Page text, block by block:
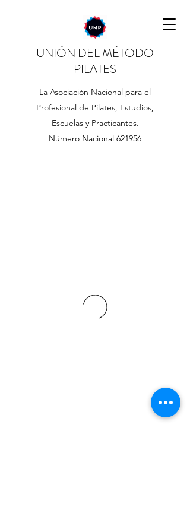
UNIÓN DEL MÉTODO
PILATES
La Asociación Nacional para el
Profesional de Pilates, Estudios,
Escuelas y Practicantes.
Número Nacional 621956